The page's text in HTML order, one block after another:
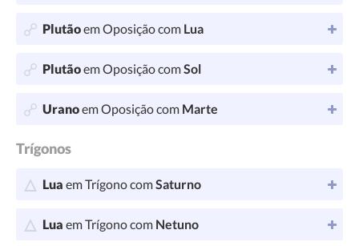
Plutãoem Oposição com Lua
Plutãoem Oposição comSol
Uranoem Oposição com Marte
Trígonos
Lua em Trígono comSaturno
Lua em Trígono com Netuno